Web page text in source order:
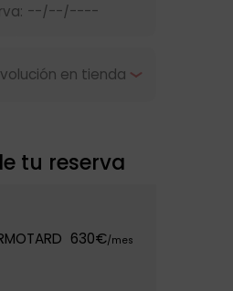
tu reserva
630€/mes